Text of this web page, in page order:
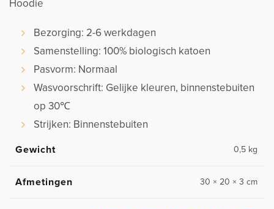
Hoodie
Bezorging: 2-6 werkdagen
Samenstelling: 100% biologisch katoen
Pasvorm: Normaal
Wasvoorschrift: Gelijke kleuren, binnenstebuiten
op 30℃
Strijken: Binnenstebuiten
Gewicht 0,5 kg
Afmetingen 30 × 20 × 3 cm